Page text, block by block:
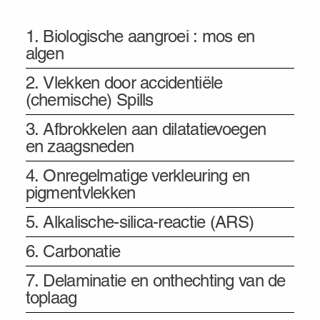
1. Biologische aangroei : mos en
algen
2. Vlekken door accidentiële
(chemische) Spills
3. Afbrokkelen aan dilatatievoegen
en zaagsneden
4. Onregelmatige verkleuring en
pigmentvlekken
5. Alkalische-silica-reactie (ARS)
6. Carbonatie
7. Delaminatie en onthechting van de
toplaag